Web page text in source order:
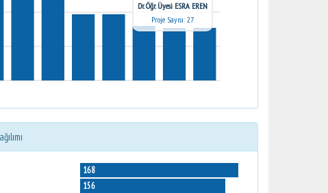
Dr. Öğr. Üyesi ESRA EREN
Proje Sayısı: 27
168
156